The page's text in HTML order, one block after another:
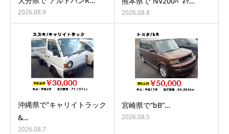
2026.08.9 2026.08.8
沖縄県で”キャリイトラック
&…
2026.08.7
宮崎県で”bB”…
2026.08.5